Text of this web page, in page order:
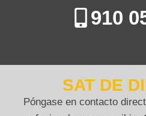
910
SAT DE
Póngase en contacto